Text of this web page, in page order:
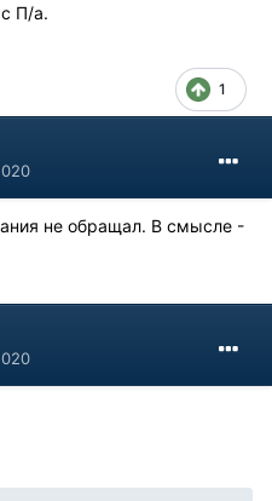
П/а.
1
не обращал. В смысле -